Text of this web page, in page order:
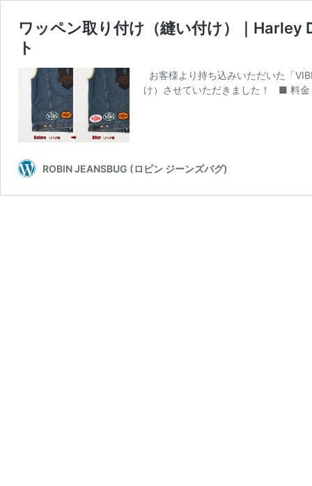
ワッペン取り付け（縫い付け）｜
ト
お客様より持ち込みいただいた「
け）させていただきました！ ■ 料
ROBIN JEANSBUG (ロビン ジーンズバグ)